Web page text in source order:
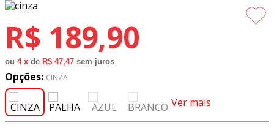
R$ 189,90
ou 4 x de R$ 47,47 sem juros
Opções: CINZA
Ver mais
6º
tecido tricoline
7º
percal
8º
tecido oxford
9º
tricoline digital
10º tecidos